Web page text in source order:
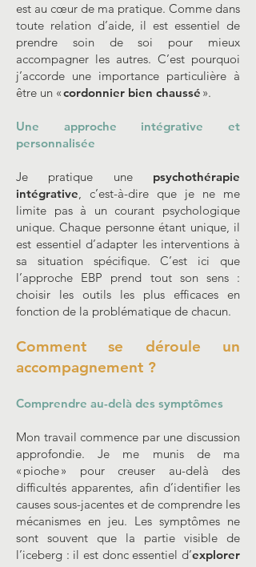
est au cœur de ma pratique. Comme dans
toute relation d’aide, il est essentiel de
prendre soin de soi pour mieux
accompagner les autres. C’est pourquoi
j’accorde une importance particulière à
être un «cordonnier bien chaussé ».
Une approche intégrative et
personnalisée
Je pratique une psychothérapie
intégrative, c’est-à-dire que je ne me
limite pas à un courant psychologique
unique. Chaque personne étant unique, il
est essentiel d’adapter les interventions à
sa situation spécifique. C’est ici que
l’approche EBP prend tout son sens :
choisir les outils les plus efficaces en
fonction de la problématique de chacun.
Comment se déroule un
accompagnement ?
Comprendre au-delà des symptômes
Mon travail commence par une discussion
approfondie. Je me munis de ma
« pioche » pour creuser au-delà des
difficultés apparentes, afin d’identifier les
causes sous-jacentes et de comprendre les
mécanismes en jeu. Les symptômes ne
sont souvent que la partie visible de
l’iceberg : il est donc essentiel d’explorer